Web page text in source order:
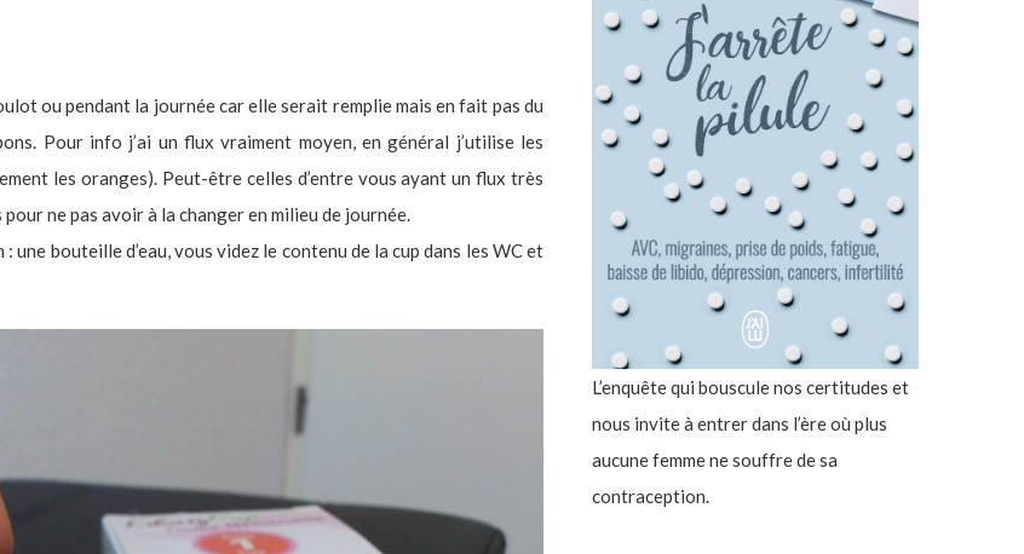
ou pendant la journée car elle serait remplie mais en fait pas du
Pour info j’ai un flux vraiment moyen, en général j’utilise les
les oranges). Peut-être celles d’entre vous ayant un flux très
ne pas avoir à la changer en milieu de journée.
bouteille d’eau, vous videz le contenu de la cup dans les WC et
L’enquête qui bouscule nos certitudes et
nous invite à entrer dans l’ère où plus
aucune femme ne souffre de sa
contraception.